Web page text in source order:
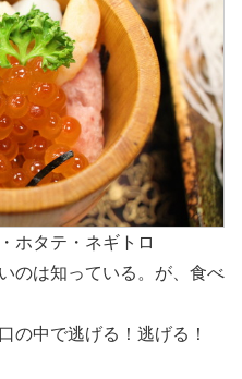
ホタテ・ネギトロ
のは知っている。が、食べ
の中で逃げる！逃げる！